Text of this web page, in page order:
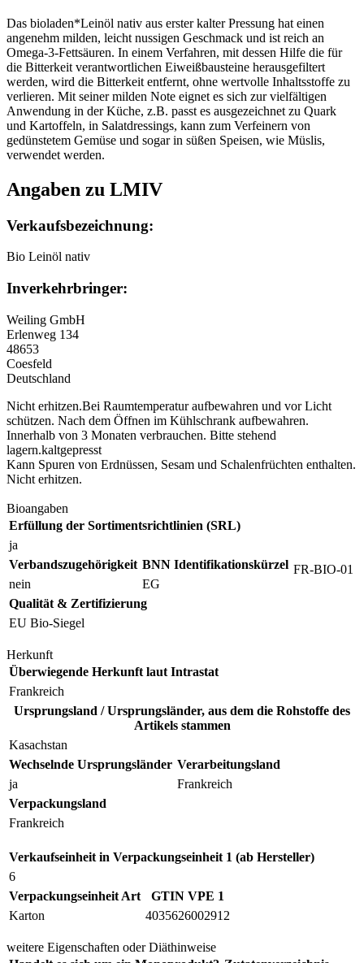
Das bioladen*Leinöl nativ aus erster kalter Pressung hat einen
angenehm milden, leicht nussigen Geschmack und ist reich an
Omega-3-Fettsäuren. In einem Verfahren, mit dessen Hilfe die für
die Bitterkeit verantwortlichen Eiweißbausteine herausgefiltert
werden, wird die Bitterkeit entfernt, ohne wertvolle Inhaltsstoffe zu
verlieren. Mit seiner milden Note eignet es sich zur vielfältigen
Anwendung in der Küche, z.B. passt es ausgezeichnet zu Quark
und Kartoffeln, in Salatdressings, kann zum Verfeinern von
gedünstetem Gemüse und sogar in süßen Speisen, wie Müslis,
verwendet werden.
Angaben zu LMIV
Verkaufsbezeichnung:
Bio Leinöl nativ
Inverkehrbringer:
Weiling GmbH
Erlenweg 134
48653
Coesfeld
Deutschland
Nicht erhitzen.Bei Raumtemperatur aufbewahren und vor Licht
schützen. Nach dem Öffnen im Kühlschrank aufbewahren.
Innerhalb von 3 Monaten verbrauchen. Bitte stehend
lagern.kaltgepresst
Kann Spuren von Erdnüssen, Sesam und Schalenfrüchten enthalten.
Nicht erhitzen.
Bioangaben
Erfüllung der Sortimentsrichtlinien (SRL)
ja
Verbandszugehörigkeit
nein
BNN Identifikationskürzel
EG
FR-BIO-01
Qualität & Zertifizierung
EU Bio-Siegel
Herkunft
Überwiegende Herkunft laut Intrastat
Frankreich
Ursprungsland / Ursprungsländer, aus dem die Rohstoffe des
Artikels stammen
Kasachstan
Wechselnde Ursprungsländer
ja
Verarbeitungsland
Frankreich
Verpackungsland
Frankreich
Verkaufseinheit in Verpackungseinheit 1 (ab Hersteller)
6
Verpackungseinheit Art
Karton
GTIN VPE 1
4035626002912
weitere Eigenschaften oder Diäthinweise